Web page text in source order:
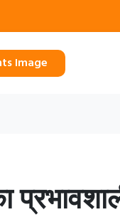
Events Image